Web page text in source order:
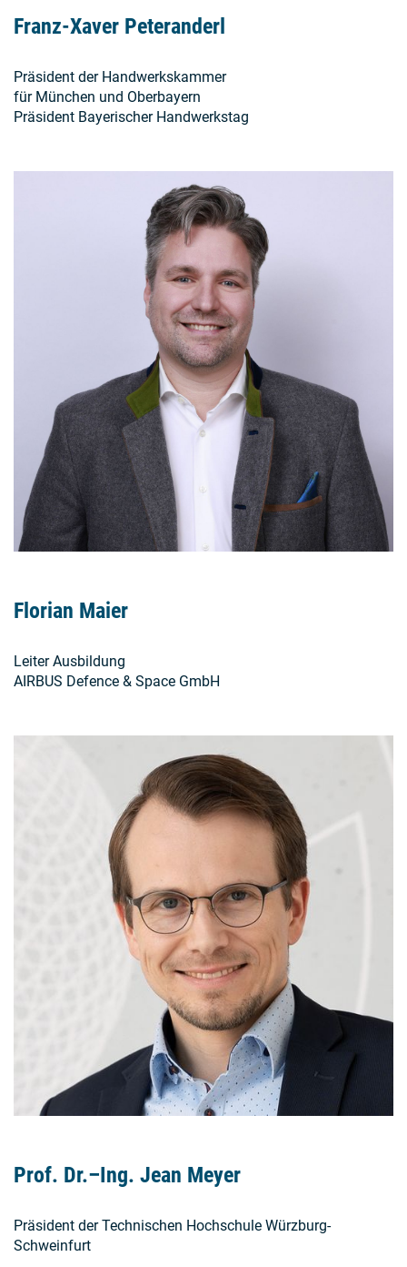
Franz-Xaver Peteranderl
Präsident der Handwerkskammer
für München und Oberbayern
Präsident Bayerischer Handwerkstag
Florian Maier
Leiter Ausbildung
AIRBUS Defence & Space GmbH
Prof. Dr.–Ing. Jean Meyer
Präsident der Technischen Hochschule Würzburg-
Schweinfurt